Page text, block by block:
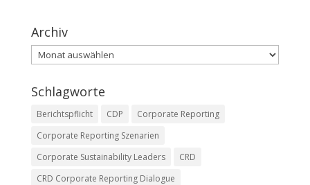
Archiv
Archiv
Schlagworte
Berichtspflicht CDP
Corporate Reporting
Corporate Reporting Szenarien
Corporate Sustainability Leaders
CRD
CRD Corporate Reporting Dialogue